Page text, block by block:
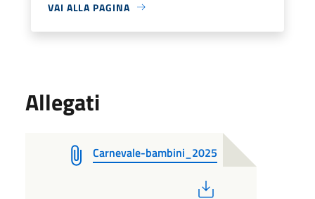
VAI ALLA PAGINA
Allegati
Carnevale-bambini_2025